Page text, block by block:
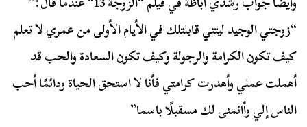
“زوجتي الوجيد ليتني قابلتلك في الأيام الأولى من عمري لا تعلم
كيف تكون الكرامة والرجولة وكيف تكون السعادة والحب قد
أهملت عملي وأهدرت كرامتي فأنا لا استحق الحياة ودائمًا أحب
الناس إلي وأانمنى لك مسقبلًا باسما”